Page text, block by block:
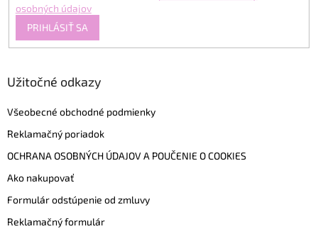
osobných údajov
PRIHLÁSIŤ SA
Užitočné odkazy
Všeobecné obchodné podmienky
Reklamačný poriadok
OCHRANA OSOBNÝCH ÚDAJOV A POUČENIE O COOKIES
Ako nakupovať
Formulár odstúpenie od zmluvy
Reklamačný formulár